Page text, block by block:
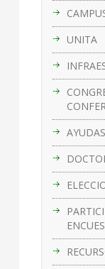
UNITA